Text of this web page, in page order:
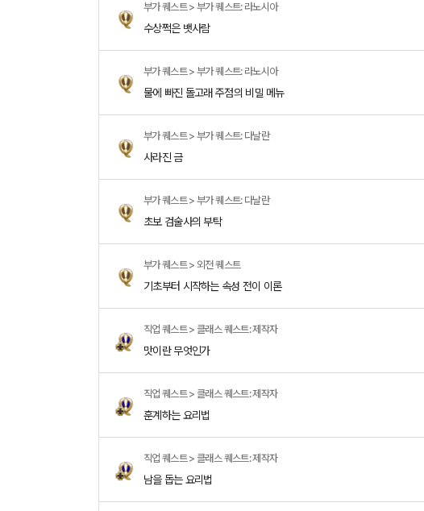
부가 퀘스트 > 부가 퀘스트: 라노시아
수상쩍은 뱃사람
부가 퀘스트 > 부가 퀘스트: 라노시아
물에 빠진 돌고래 주점의 비밀 메뉴
부가 퀘스트 > 부가 퀘스트: 다날란
사라진 금
부가 퀘스트 > 부가 퀘스트: 다날란
초보 검술사의 부탁
부가 퀘스트 > 외전 퀘스트
기초부터 시작하는 속성 전이 이론
직업 퀘스트 > 클래스 퀘스트: 제작자
맛이란 무엇인가
직업 퀘스트 > 클래스 퀘스트: 제작자
훈계하는 요리법
직업 퀘스트 > 클래스 퀘스트: 제작자
남을 돕는 요리법